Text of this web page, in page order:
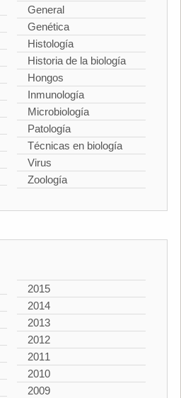
General
Genética
Histología
Historia de la biología
Hongos
Inmunología
Microbiología
Patología
Técnicas en biología
Virus
Zoología
2015
2014
2013
2012
2011
2010
2009